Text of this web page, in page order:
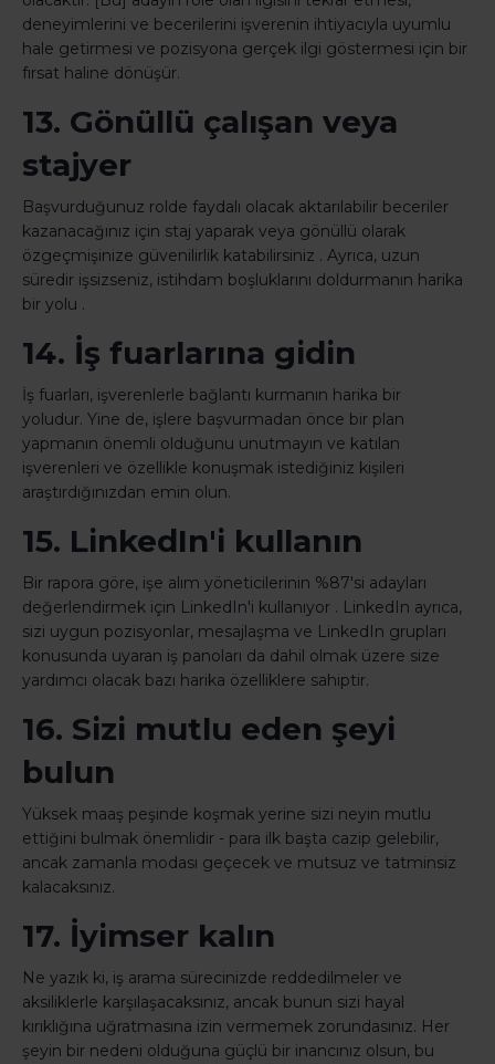
deneyimlerini ve becerilerini işverenin ihtiyacıyla uyumlu
hale getirmesi ve pozisyona gerçek ilgi göstermesi için bir
fırsat haline dönüşür.
13. Gönüllü çalışan veya
stajyer
Başvurduğunuz rolde faydalı olacak aktarılabilir beceriler
kazanacağınız için staj yaparak veya gönüllü olarak
özgeçmişinize güvenilirlik katabilirsiniz . Ayrıca, uzun
süredir işsizseniz, istihdam boşluklarını doldurmanın harika
bir yolu .
14. İş fuarlarına gidin
İş fuarları, işverenlerle bağlantı kurmanın harika bir
yoludur. Yine de, işlere başvurmadan önce bir plan
yapmanın önemli olduğunu unutmayın ve katılan
işverenleri ve özellikle konuşmak istediğiniz kişileri
araştırdığınızdan emin olun.
15. LinkedIn'i kullanın
Bir rapora göre, işe alım yöneticilerinin %87'si adayları
değerlendirmek için LinkedIn'i kullanıyor . LinkedIn ayrıca,
sizi uygun pozisyonlar, mesajlaşma ve LinkedIn grupları
konusunda uyaran iş panoları da dahil olmak üzere size
yardımcı olacak bazı harika özelliklere sahiptir.
16. Sizi mutlu eden şeyi
bulun
Yüksek maaş peşinde koşmak yerine sizi neyin mutlu
ettiğini bulmak önemlidir - para ilk başta cazip gelebilir,
ancak zamanla modası geçecek ve mutsuz ve tatminsiz
kalacaksınız.
17. İyimser kalın
Ne yazık ki, iş arama sürecinizde reddedilmeler ve
aksiliklerle karşılaşacaksınız, ancak bunun sizi hayal
kırıklığına uğratmasına izin vermemek zorundasınız. Her
şeyin bir nedeni olduğuna güçlü bir inancınız olsun, bu